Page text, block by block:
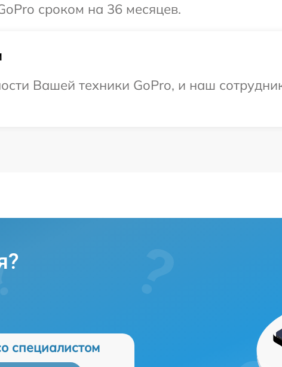
сроком на 36 месяцев.
Вашей техники GoPro, и наш
специалистом